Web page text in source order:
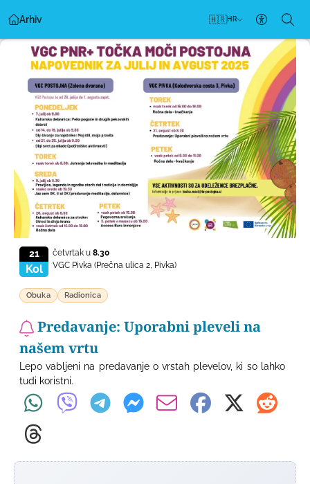
Arhiv 🇭🇷HR
21
Kol
četvrtak u8.30
VGC Pivka(Prečna ulica 2, Pivka)
Obuka Radionica
Predavanje: Uporabni pleveli na
našem vrtu
Lepo vabljeni na predavanje o vrstah plevelov, ki so lahko
tudi koristni.